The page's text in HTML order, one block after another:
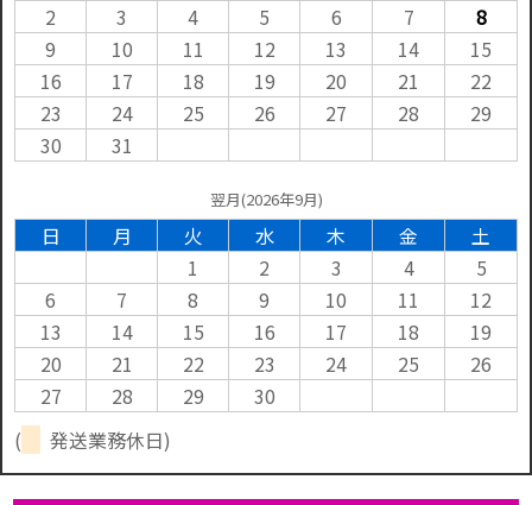
2
3 4 5 6 7
8
9
10 11 12 13 14
15
16
17 18 19 20 21
22
23
24 25 26 27 28
29
30
31
翌月(2026年9月)
日 月 火 水 木 金
土
1
2 3 4
5
6
7 8 9 10 11
12
13
14 15 16 17 18
19
20
21 22 23 24 25
26
27
28 29
30
(
発送業務休日)